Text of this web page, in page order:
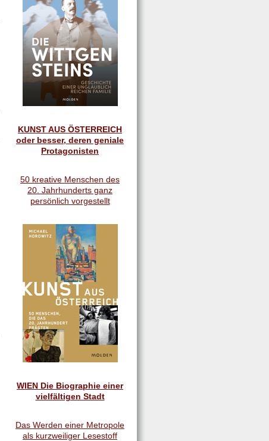
KUNST AUS ÖSTERREICH
oder besser, deren geniale
Protagonisten
50 kreative Menschen des
20. Jahrhunderts ganz
persönlich vorgestellt
WIEN Die Biographie einer
vielfältigen Stadt
Das Werden einer Metropole
als kurzweiliger Lesestoff